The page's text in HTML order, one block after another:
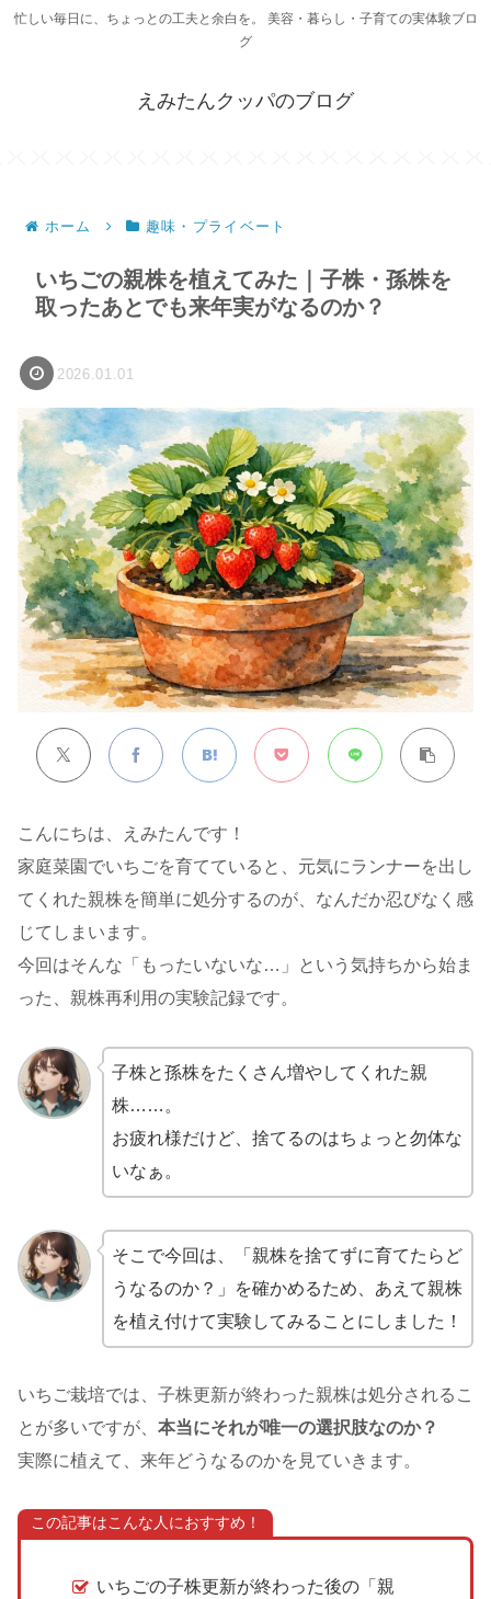
忙しい毎日に、ちょっとの工夫と余白を。 美容・暮らし・子育ての実体験ブロ
グ
えみたんクッパのブログ
ホーム 趣味・プライベート
いちごの親株を植えてみた｜子株・孫株を
取ったあとでも来年実がなるのか？
2026.01.01
こんにちは、えみたんです！
家庭菜園でいちごを育てていると、元気にランナーを出し
てくれた親株を簡単に処分するのが、なんだか忍びなく感
じてしまいます。
今回はそんな「もったいないな…」という気持ちから始ま
った、親株再利用の実験記録です。
子株と孫株をたくさん増やしてくれた親
株……。
お疲れ様だけど、捨てるのはちょっと勿体な
いなぁ。
そこで今回は、「親株を捨てずに育てたらど
うなるのか？」を確かめるため、あえて親株
を植え付けて実験してみることにしました！
いちご栽培では、子株更新が終わった親株は処分されるこ
とが多いですが、 本当にそれが唯一の選択肢なのか？
実際に植えて、来年どうなるのかを見ていきます。
この記事はこんな人におすすめ！
いちごの子株更新が終わった後の「親